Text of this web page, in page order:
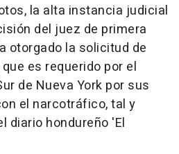
la alta instancia judicial
del juez de primera
otorgado la solicitud de
es requerido por el
de Nueva York por sus
el narcotráfico, tal y
diario hondureño 'El